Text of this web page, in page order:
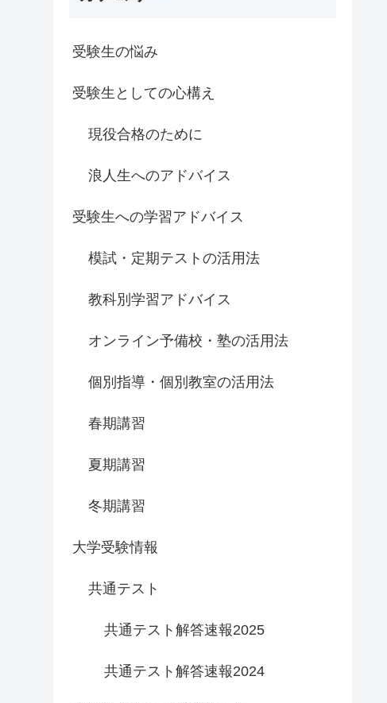
受験生の悩み
受験生としての心構え
現役合格のために
浪人生へのアドバイス
受験生への学習アドバイス
模試・定期テストの活用法
教科別学習アドバイス
オンライン予備校・塾の活用法
個別指導・個別教室の活用法
春期講習
夏期講習
冬期講習
大学受験情報
共通テスト
共通テスト解答速報2025
共通テスト解答速報2024